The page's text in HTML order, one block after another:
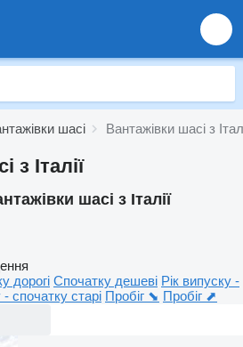
шасі Вантажівки шасі з
з Італії
шасі з Італії
дорогі Спочатку дешеві Рік випуску -
- спочатку старі Пробіг ⬊ Пробіг ⬈